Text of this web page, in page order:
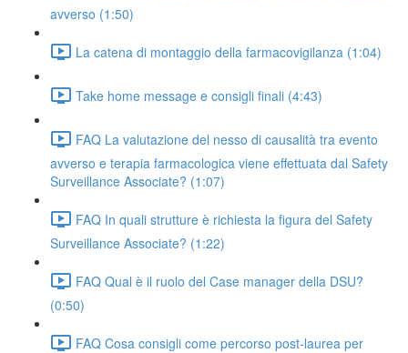
avverso (1:50)
La catena di montaggio della farmacovigilanza (1:04)
Take home message e consigli finali (4:43)
FAQ La valutazione del nesso di causalità tra evento
avverso e terapia farmacologica viene effettuata dal Safety
Surveillance Associate? (1:07)
FAQ In quali strutture è richiesta la figura del Safety
Surveillance Associate? (1:22)
FAQ Qual è il ruolo del Case manager della DSU?
(0:50)
FAQ Cosa consigli come percorso post-laurea per